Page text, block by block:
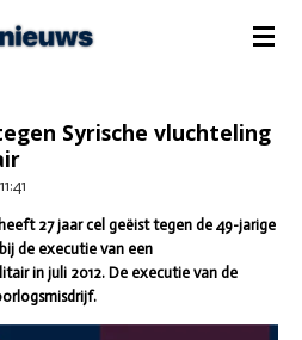
Syrische vluchteling
27 jaar cel geëist tegen de 49-jarige
de executie van een
in juli 2012. De executie van de